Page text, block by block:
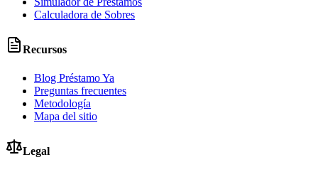
Calculadora de Sobres
Recursos
Blog Préstamo Ya
Preguntas frecuentes
Metodología
Mapa del sitio
Legal